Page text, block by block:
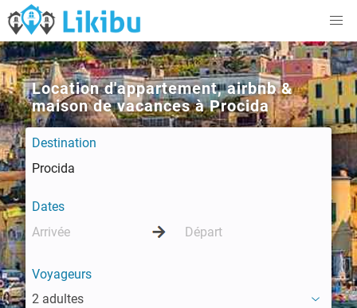
Location d'appartement, airbnb &
maison de vacances à Procida
Destination
Dates
Voyageurs
2 adultes